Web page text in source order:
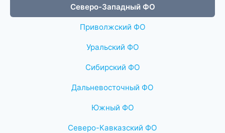
Северо-Западный ФО
Приволжский ФО
Уральский ФО
Сибирский ФО
Дальневосточный ФО
Южный ФО
Северо-Кавказский ФО